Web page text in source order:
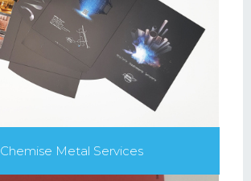
Chemise Metal Services